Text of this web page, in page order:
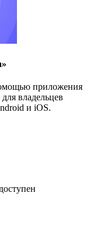
приложения
владельцев
и iOS.